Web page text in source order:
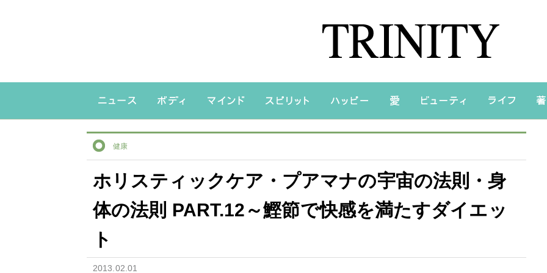
健康
ホリスティックケア・プアマナの宇宙の法則・身
体の法則 PART.12～鰹節で快感を満たすダイエッ
ト
2013.02.01